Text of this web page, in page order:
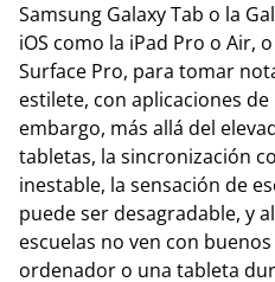
Samsung Galaxy Tab o la
iOS como la iPad Pro o Air,
Surface Pro, para tomar
estilete, con aplicaciones
embargo, más allá del
tabletas, la sincronización
inestable, la sensación de
puede ser desagradable, y
escuelas no ven con
ordenador o una tableta